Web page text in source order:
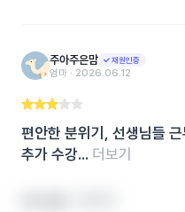
주아주은맘 재원인증
엄마 ‧ 2026.06.12
편안한 분위기, 선생님들
추가 수강... 더보기